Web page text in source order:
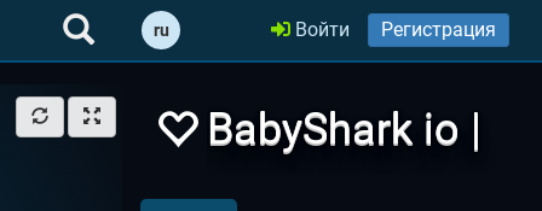
ru Войти Регистрация
BabyShark io |